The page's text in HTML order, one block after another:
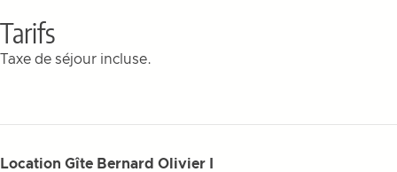
Tarifs
Taxe de séjour incluse.
Location Gîte Bernard Olivier I